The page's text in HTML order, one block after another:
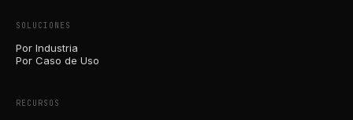
SOLUCIONES
Por Industria
Por Caso de Uso
RECURSOS